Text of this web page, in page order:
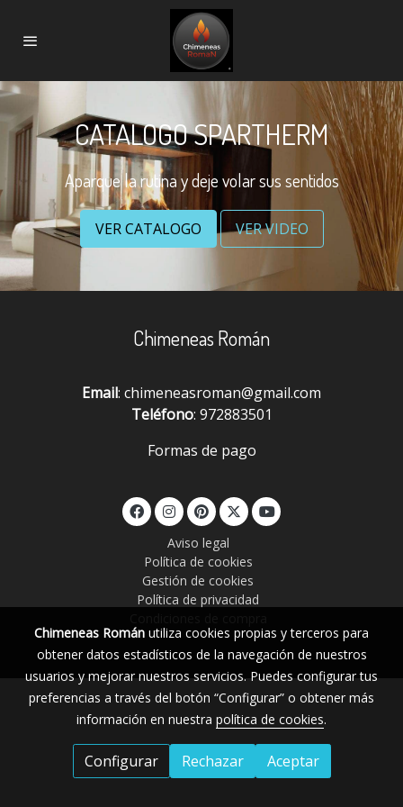
CATALOGO SPARTHERM
Aparque la rutina y deje volar sus sentidos
VER CATALOGO VER VIDEO
Chimeneas Román
Email: chimeneasroman@gmail.com
Teléfono: 972883501
Formas de pago
Aviso legal
Política de cookies
Gestión de cookies
Política de privacidad
Chimeneas Román utiliza cookies propias y terceros para
obtener datos estadísticos de la navegación de nuestros
usuarios y mejorar nuestros servicios. Puedes configurar tus
preferencias a través del botón “Configurar” o obtener más
información en nuestra política de cookies.
Configurar Rechazar Aceptar